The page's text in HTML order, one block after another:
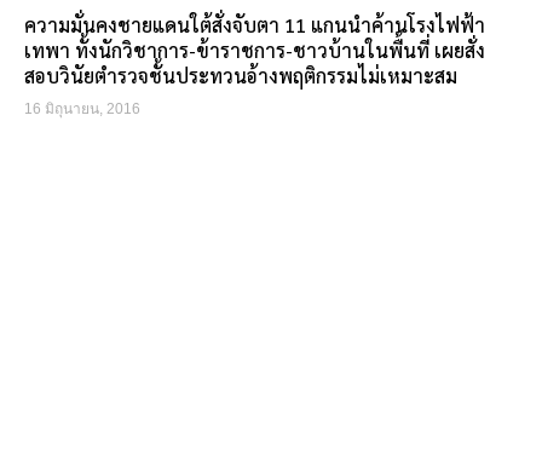
ความมั่นคงชายแดนใต้สั่งจับตา 11 แกนนำค้านโรงไฟฟ้า
เทพา ทั้งนักวิชาการ-ข้าราชการ-ชาวบ้านในพื้นที่ เผยสั่ง
สอบวินัยตำรวจชั้นประทวนอ้างพฤติกรรมไม่เหมาะสม
16 มิถุนายน, 2016